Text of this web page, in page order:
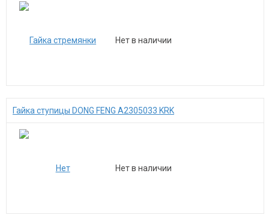
Нет в наличии
Гайка ступицы DONG FENG A2305033 KRK
Нет в наличии